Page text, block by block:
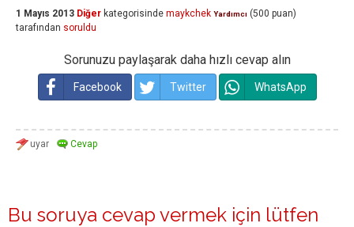
1 Mayıs 2013 Diğer kategorisinde maykchek Yardımcı (500 puan)
tarafından soruldu
Sorunuzu paylaşarak daha hızlı cevap alın
Facebook Twitter WhatsApp
Bu soruya cevap vermek için lütfen